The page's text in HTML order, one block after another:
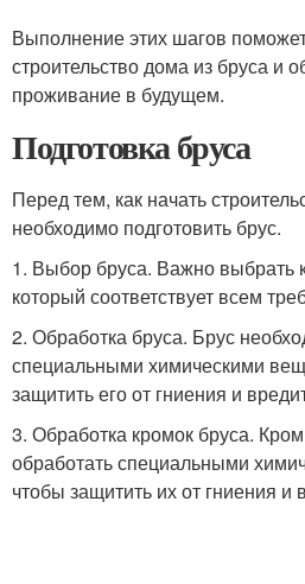
Выполнение этих шагов
строительство дома из бруса и
проживание в будущем.
Подготовка бруса
Перед тем, как начать
необходимо подготовить брус.
1. Выбор бруса. Важно выбрать
который соответствует всем
2. Обработка бруса. Брус
специальными химическими
защитить его от гниения и
3. Обработка кромок бруса.
обработать специальными
чтобы защитить их от гниения и